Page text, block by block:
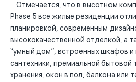
Отмечается, что в высотном
Phase 5 все жилые резиденции
планировкой, современным
высококачественной отделкой, а
“умный дом”, встроенных шкафов и
сантехники, премиальной бытовой
хранения, окон в пол, балкона или